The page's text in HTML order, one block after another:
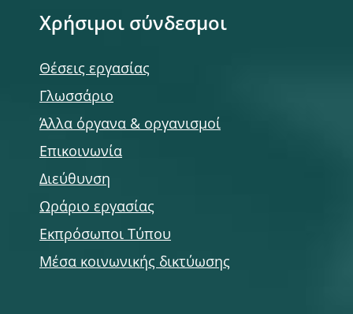
Χρήσιμοι σύνδεσμοι
Θέσεις εργασίας
Γλωσσάριο
Άλλα όργανα & οργανισμοί
Επικοινωνία
Διεύθυνση
Ωράριο εργασίας
Εκπρόσωποι Τύπου
Μέσα κοινωνικής δικτύωσης